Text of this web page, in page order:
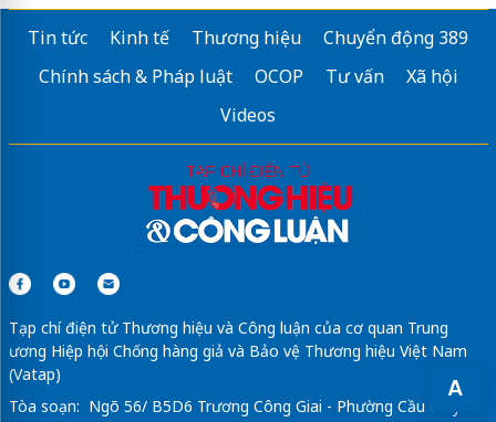
A
Tin tức Kinh tế Thương hiệu
Chuyển động 389
Chính sách & Pháp luật
OCOP Tư vấn
Xã hội
Videos
Tạp chí điện tử Thương hiệu và Công luận của cơ quan Trung
ương Hiệp hội Chống hàng giả và Bảo vệ Thương hiệu Việt Nam
(Vatap)
Tòa soạn: Ngõ 56/ B5D6 Trương Công Giai - Phường Cầu Giấy -